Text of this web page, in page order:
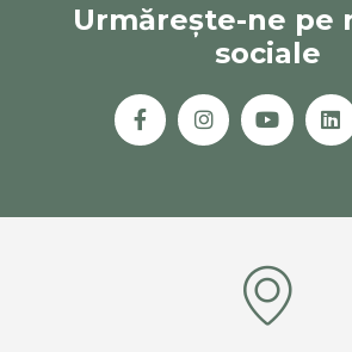
Urmărește-ne pe
sociale